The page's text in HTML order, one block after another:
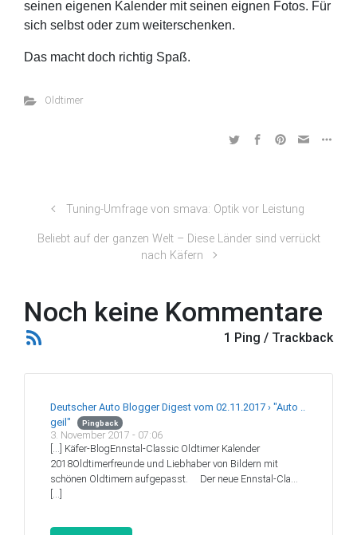
seinen eigenen Kalender mit seinen eignen Fotos. Für
sich selbst oder zum weiterschenken.
Das macht doch richtig Spaß.
Oldtimer
Tuning-Umfrage von smava: Optik vor Leistung
Beliebt auf der ganzen Welt – Diese Länder sind verrückt
nach Käfern
Noch keine Kommentare
1 Ping / Trackback
Deutscher Auto Blogger Digest vom 02.11.2017 › "Auto ..
geil"
Pingback
3. November 2017 - 07:06
[…] Käfer-BlogEnnstal-Classic Oldtimer Kalender
2018Oldtimerfreunde und Liebhaber von Bildern mit
schönen Oldtimern aufgepasst. Der neue Ennstal-Cla…
[…]